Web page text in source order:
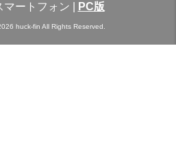
マートフォン PC版
huck-fin All Rights Reserved.